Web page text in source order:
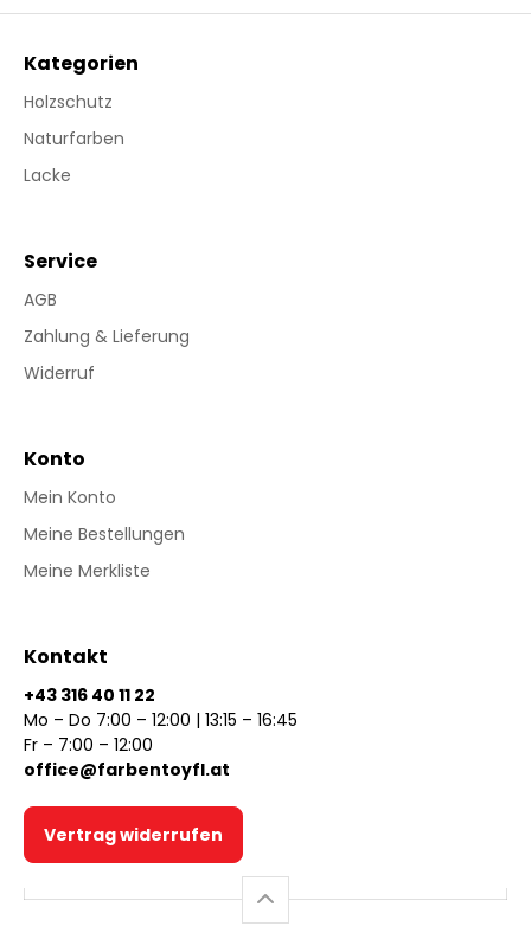
Kategorien
Holzschutz
Naturfarben
Lacke
Service
AGB
Zahlung & Lieferung
Widerruf
Konto
Mein Konto
Meine Bestellungen
Meine Merkliste
Kontakt
+43 316 40 11 22
Mo – Do 7:00 – 12:00 | 13:15 – 16:45
Fr – 7:00 – 12:00
office@farbentoyfl.at
Vertrag widerrufen